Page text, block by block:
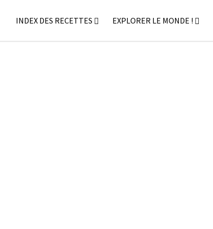
INDEX DES RECETTES EXPLORER LE MONDE !